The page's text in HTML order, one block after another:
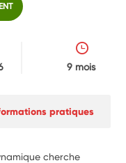
9 mois
pratiques
cherche